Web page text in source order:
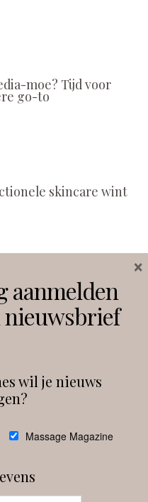
moe? Tijd voor
go-to
skincare wint
Facebook
aanmelden
wil je nieuws
Massage Magazine
×